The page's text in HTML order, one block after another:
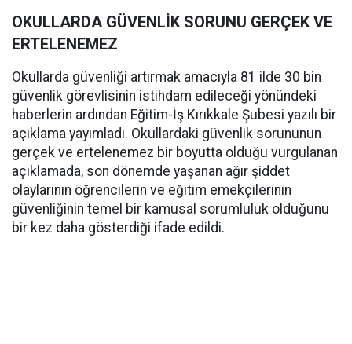
OKULLARDA GÜVENLİK SORUNU GERÇEK VE
ERTELENEMEZ
Okullarda güvenliği artırmak amacıyla 81 ilde 30 bin
güvenlik görevlisinin istihdam edileceği yönündeki
haberlerin ardından Eğitim-İş Kırıkkale Şubesi yazılı bir
açıklama yayımladı. Okullardaki güvenlik sorununun
gerçek ve ertelenemez bir boyutta olduğu vurgulanan
açıklamada, son dönemde yaşanan ağır şiddet
olaylarının öğrencilerin ve eğitim emekçilerinin
güvenliğinin temel bir kamusal sorumluluk olduğunu
bir kez daha gösterdiği ifade edildi.